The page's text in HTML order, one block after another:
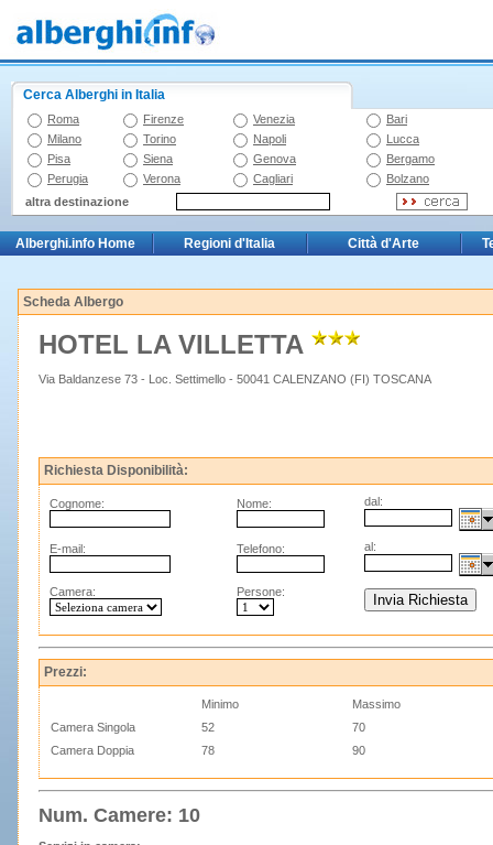
Cerca Alberghi in Italia
Roma Firenze Venezia
Bari
Milano
Torino Napoli
Lucca
Pisa
Siena Genova
Bergamo
Perugia
Verona Cagliari
Bolzano
altra destinazione
Alberghi.info Home Regioni d'Italia Città d'Arte
Scheda Albergo
HOTEL LA VILLETTA
Via Baldanzese 73 - Loc. Settimello - 50041 CALENZANO (FI) TOSCANA
Richiesta Disponibilità:
Cognome: Nome: dal:
E-mail: Telefono: al:
Camera: Persone:
Prezzi:
Minimo
Massimo
Camera Singola
52
70
Camera Doppia
78 90
Num. Camere: 10